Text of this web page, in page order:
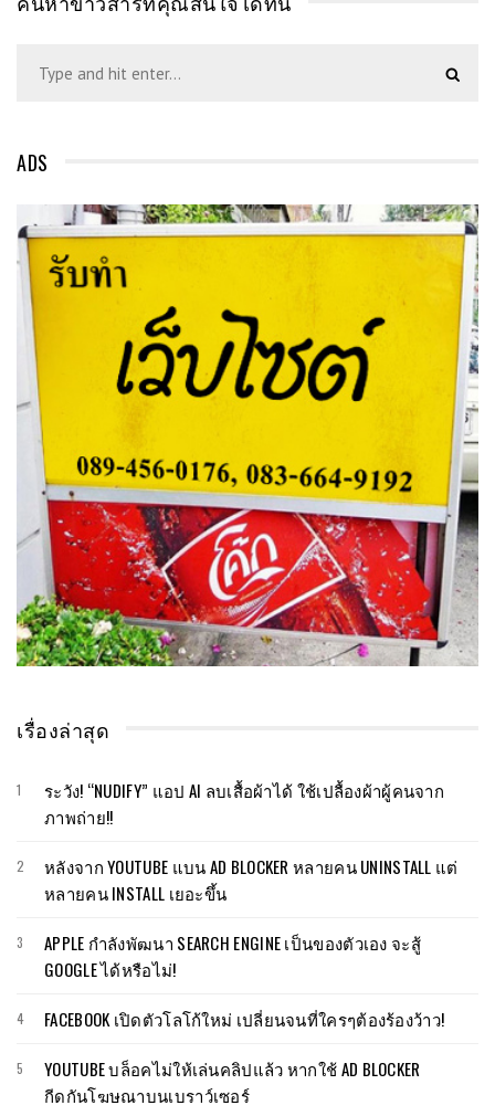
ADS
เรื่องล่าสุด
ระวัง! “NUDIFY” แอป AI ลบเสื้อผ้าได้ ใช้เปลื้องผ้าผู้คนจาก
ภาพถ่าย!!
หลังจาก YOUTUBE แบน AD BLOCKER หลายคน UNINSTALL แต่
หลายคน INSTALL เยอะขึ้น
APPLE กำลังพัฒนา SEARCH ENGINE เป็นของตัวเอง จะสู้
GOOGLE ได้หรือไม่!
FACEBOOK เปิดตัวโลโก้ใหม่ เปลี่ยนจนที่ใครๆต้องร้องว้าว!
YOUTUBE บล็อคไม่ให้เล่นคลิปแล้ว หากใช้ AD BLOCKER
กีดกันโฆษณาบนเบราว์เซอร์